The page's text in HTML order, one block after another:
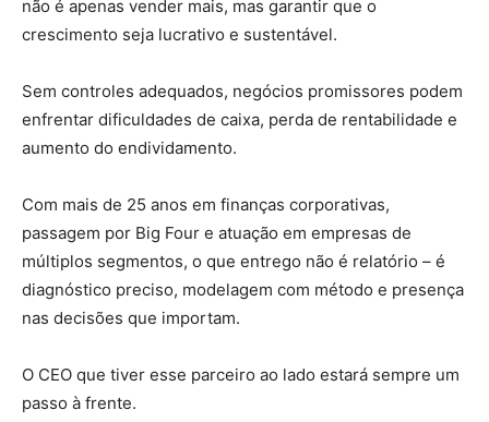
não é apenas vender mais, mas garantir que o
crescimento seja lucrativo e sustentável.
Sem controles adequados, negócios promissores podem
enfrentar dificuldades de caixa, perda de rentabilidade e
aumento do endividamento.
Com mais de 25 anos em finanças corporativas,
passagem por Big Four e atuação em empresas de
múltiplos segmentos, o que entrego não é relatório – é
diagnóstico preciso, modelagem com método e presença
nas decisões que importam.
O CEO que tiver esse parceiro ao lado estará sempre um
passo à frente.